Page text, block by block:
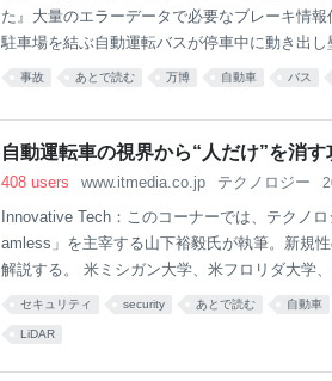
た』大量のエラーデータで必要なブレーキ情
駐車場を結ぶ自動運転バスが停車中に動き出
因と対策を発表しました。 事故を起こしてい
後、舞洲の駐車場に停車していたバスが動き
ました。当時バスは回送中で客は乗っておら
大阪メトロは、このバスを含む5台の自動運転
ークシステムからエラー情報を検知した際は、
事故 あとで読む 万博 自動車 バス
自動運転車の視界から“人だけ”を
408 users www.itmedia.co.jp テクノロジー
Innovative Tech：このコーナーでは、テクノ
amless」を主宰する山下裕毅氏が執筆。新規
解説する。 米ミシガン大学、米フロリダ大学
文「You Can’t See Me: Physical Removal
ーフィング攻撃で自動運転車の物体検出モデ
セキュリティ security あとで読む 自動車
LiDAR